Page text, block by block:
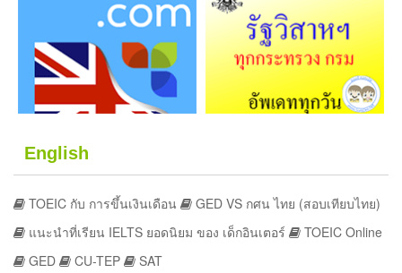
English
TOEIC กับ การขึ้นเงินเดือน
GED VS กศน ไทย (สอบเทียบไทย)
แนะนำที่เรียน IELTS ยอดนิยม ของ เด็กอินเตอร์
TOEIC Online
GED
CU-TEP SAT